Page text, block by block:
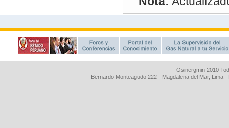
Osinergmin 2010
Bernardo Monteagudo 222 - Magdalena del Mar, Lima